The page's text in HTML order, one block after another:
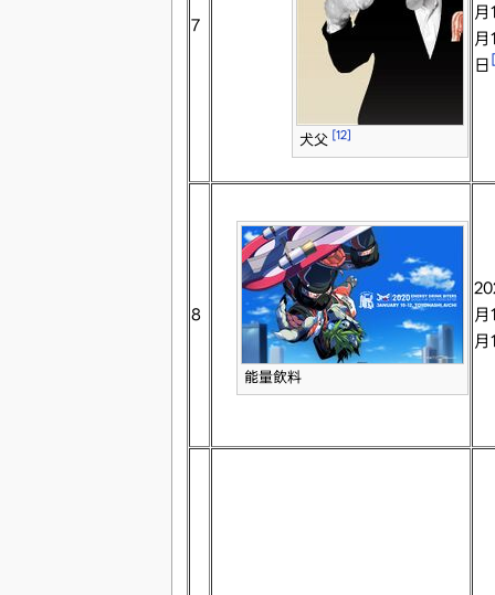
7
犬父 [12]
月
月
日
8
能量飲料
月
月